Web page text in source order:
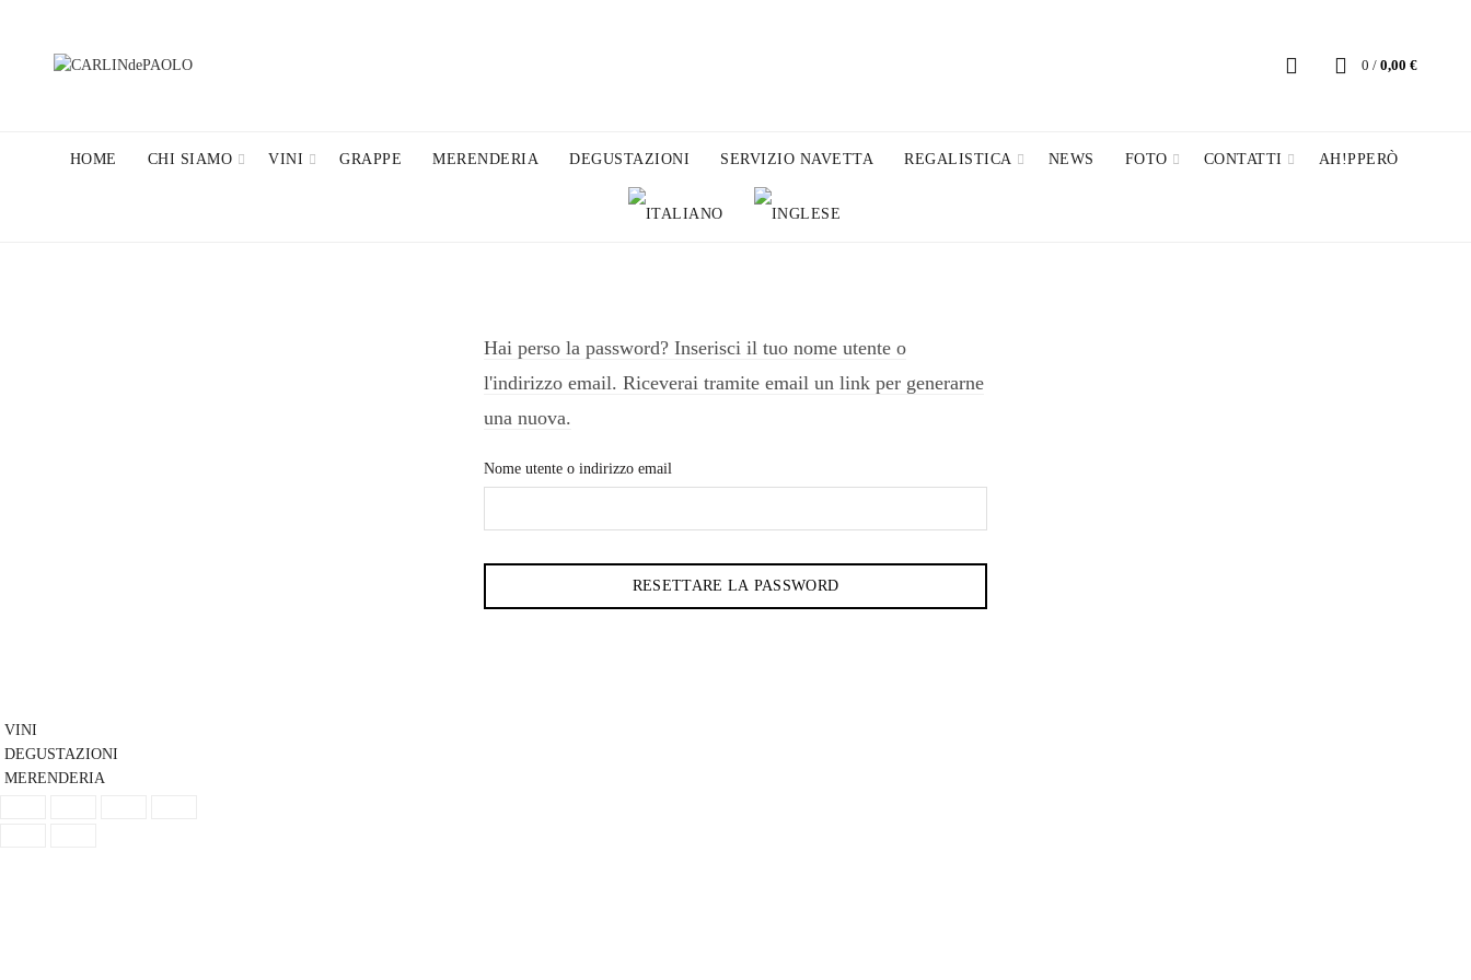
0 / 0,00 €
HOME CHI SIAMO VINI GRAPPE MERENDERIA DEGUSTAZIONI SERVIZIO NAVETTA REGALISTICA NEWS FOTO CONTATTI AH!PPERÒ
Hai perso la password? Inserisci il tuo nome utente o
l'indirizzo email. Riceverai tramite email un link per generarne
una nuova.
Nome utente o indirizzo email
RESETTARE LA PASSWORD
VINI
DEGUSTAZIONI
MERENDERIA